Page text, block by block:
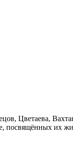
Цветаева,
посвящённых их